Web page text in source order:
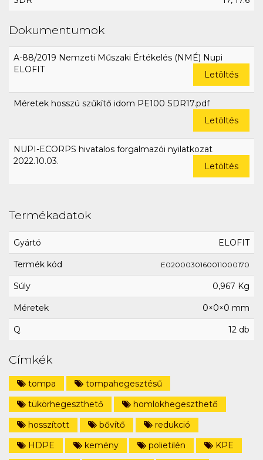
Dokumentumok
A-88/2019 Nemzeti Műszaki Értékelés (NMÉ) Nupi
ELOFIT
Letöltés
Méretek hosszú szűkítő idom PE100 SDR17.pdf
Letöltés
NUPI-ECORPS hivatalos forgalmazói nyilatkozat
2022.10.03.
Letöltés
Termékadatok
Gyártó ELOFIT
Termék kód E0200030160011000170
Súly 0,967 Kg
Méretek 0×0×0 mm
Q 12 db
Címkék
tompa
tompahegesztésű
tükörhegeszthető
homlokhegeszthető
hosszított
bővítő
redukció
HDPE
kemény polietilén
KPE